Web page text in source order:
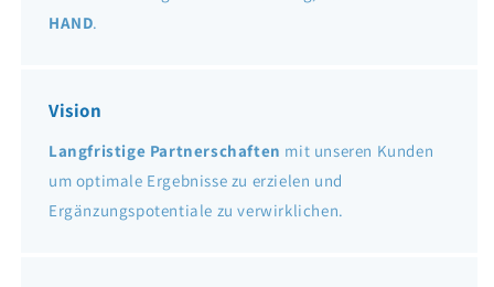
HAND.
Vision
Langfristige Partnerschaften mit unseren Kunden
um optimale Ergebnisse zu erzielen und
Ergänzungspotentiale zu verwirklichen.